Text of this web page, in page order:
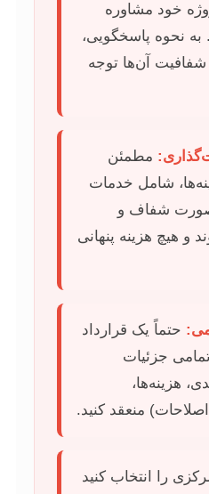
خود مشاوره
نحوه پاسخگویی،
آن‌ها توجه
مطمئن
شامل خدمات
شفاف و
هیچ هزینه پنهانی
حتماً یک قرارداد
جزئیات
هزینه‌ها،
منعقد کنید.
را انتخاب کنید